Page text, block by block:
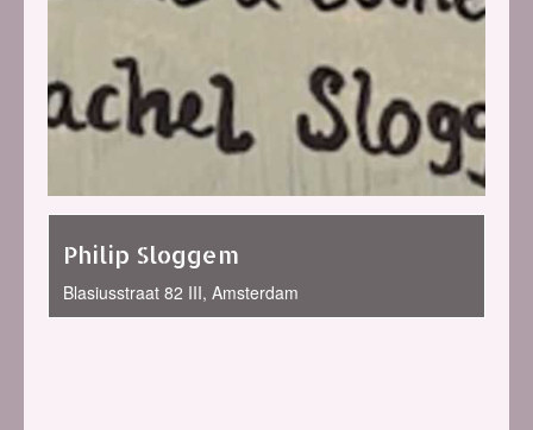
Philip Sloggem
Blasiusstraat 82 III, Amsterdam